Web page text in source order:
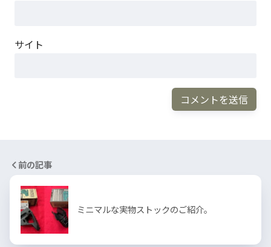
サイト
前の記事
ミニマルな実物ストックのご紹介。